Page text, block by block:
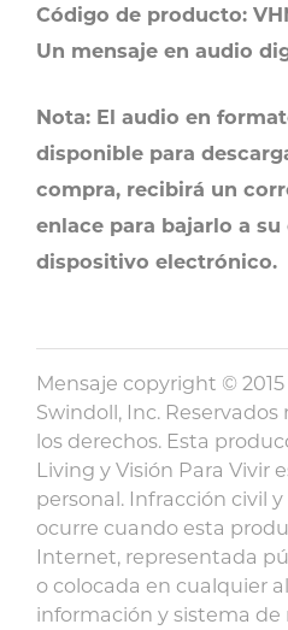
Código de producto:
Un mensaje en audio
Nota: El audio en
disponible para
compra, recibirá un
enlace para bajarlo a
dispositivo electrónico.
Mensaje copyright ©
Swindoll, Inc.
los derechos. Esta
Living y Visión Para Vivir
personal. Infracción civil
ocurre cuando esta
Internet, representada
o colocada en cualquier
información y sistema de